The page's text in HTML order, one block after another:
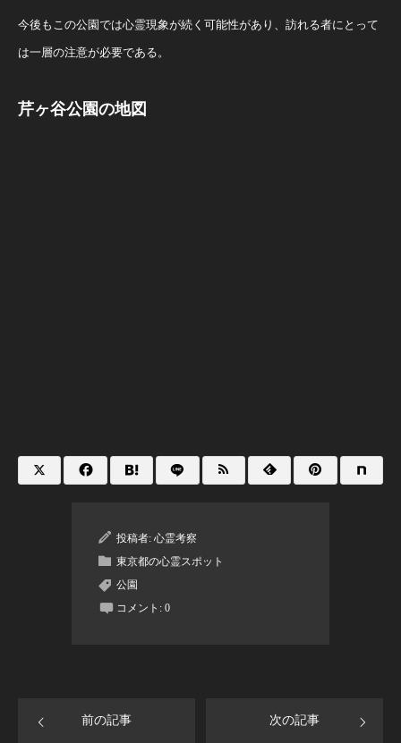
今後もこの公園では心霊現象が続く可能性があり、訪れる者にとって
は一層の注意が必要である。
芹ヶ谷公園の地図
投稿者: 心霊考察
東京都の心霊スポット
公園
コメント: 0
前の記事 次の記事